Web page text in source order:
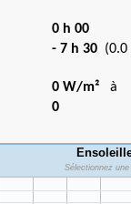
0 h 00
- 7 h 30 (0.0
0 W/m² à
0